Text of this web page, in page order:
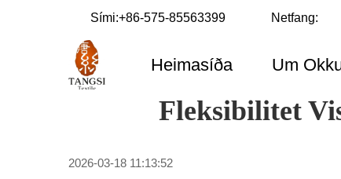
Sími:+86-575-85563399 Netfang:
Heimasíða Um
Fleksibilitet
2026-03-18 11:13:52